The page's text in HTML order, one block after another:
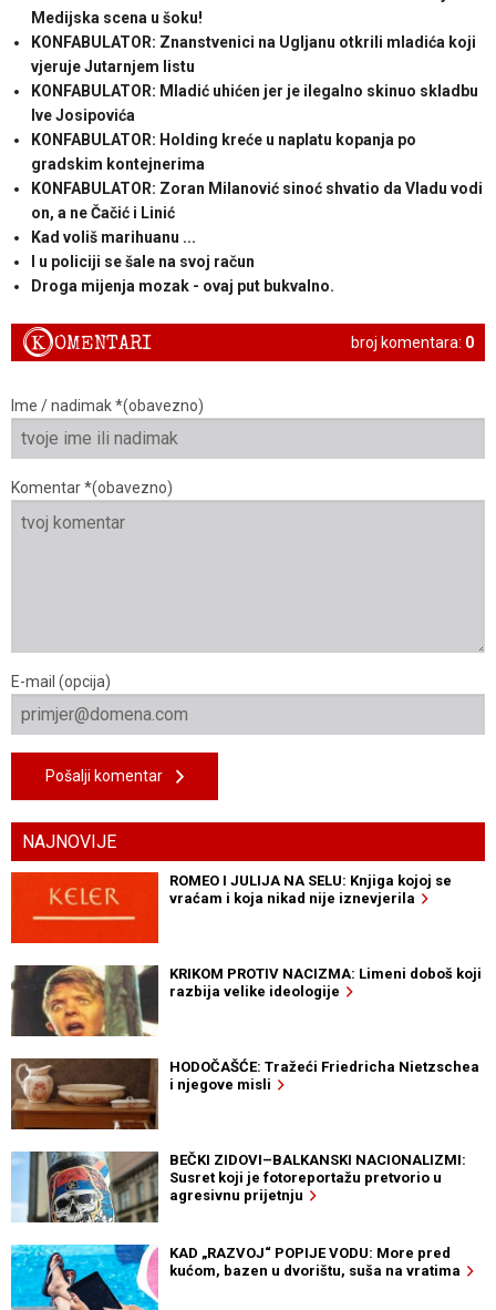
Medijska scena u šoku!
KONFABULATOR: Znanstvenici na Ugljanu otkrili mladića koji
vjeruje Jutarnjem listu
KONFABULATOR: Mladić uhićen jer je ilegalno skinuo skladbu
Ive Josipovića
KONFABULATOR: Holding kreće u naplatu kopanja po
gradskim kontejnerima
KONFABULATOR: Zoran Milanović sinoć shvatio da Vladu vodi
on, a ne Čačić i Linić
Kad voliš marihuanu ...
I u policiji se šale na svoj račun
Droga mijenja mozak - ovaj put bukvalno.
broj komentara: 0
KOMENTARI
Ime / nadimak *(obavezno)
Komentar *(obavezno)
E-mail (opcija)
Pošalji komentar
NAJNOVIJE
ROMEO I JULIJA NA SELU: Knjiga kojoj se
vraćam i koja nikad nije iznevjerila
KRIKOM PROTIV NACIZMA: Limeni doboš koji
razbija velike ideologije
HODOČAŠĆE: Tražeći Friedricha Nietzschea
i njegove misli
BEČKI ZIDOVI–BALKANSKI NACIONALIZMI:
Susret koji je fotoreportažu pretvorio u
agresivnu prijetnju
KAD „RAZVOJ“ POPIJE VODU: More pred
kućom, bazen u dvorištu, suša na vratima